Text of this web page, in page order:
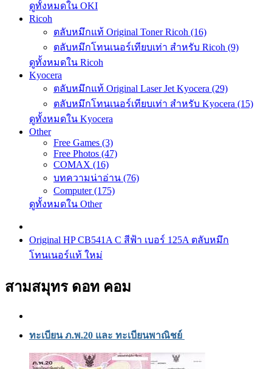
ดูทั้งหมดใน OKI
Ricoh
ตลับหมึกแท้ Original Toner Ricoh (16)
ตลับหมึกโทนเนอร์เทียบเท่า สำหรับ Ricoh (9)
ดูทั้งหมดใน Ricoh
Kyocera
ตลับหมึกแท้ Original Laser Jet Kyocera (29)
ตลับหมึกโทนเนอร์เทียบเท่า สำหรับ Kyocera (15)
ดูทั้งหมดใน Kyocera
Other
Free Games (3)
Free Photos (47)
COMAX (16)
บทความน่าอ่าน (76)
Computer (175)
ดูทั้งหมดใน Other
Original HP CB541A C สีฟ้า เบอร์ 125A ตลับหมึก
โทนเนอร์แท้ ใหม่
สามสมุทร ดอท คอม
ทะเบียน ภ.พ.20 และ ทะเบียนพาณิชย์